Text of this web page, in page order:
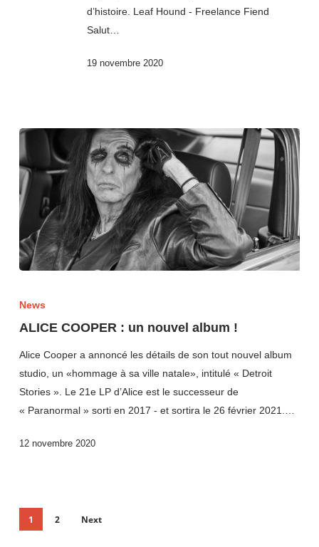
d’histoire. Leaf Hound - Freelance Fiend
Salut…
19 novembre 2020
News
ALICE COOPER : un nouvel album !
Alice Cooper a annoncé les détails de son tout nouvel album
studio, un «hommage à sa ville natale», intitulé « Detroit
Stories ». Le 21e LP d’Alice est le successeur de
« Paranormal » sorti en 2017 - et sortira le 26 février 2021.…
12 novembre 2020
1 2 Next